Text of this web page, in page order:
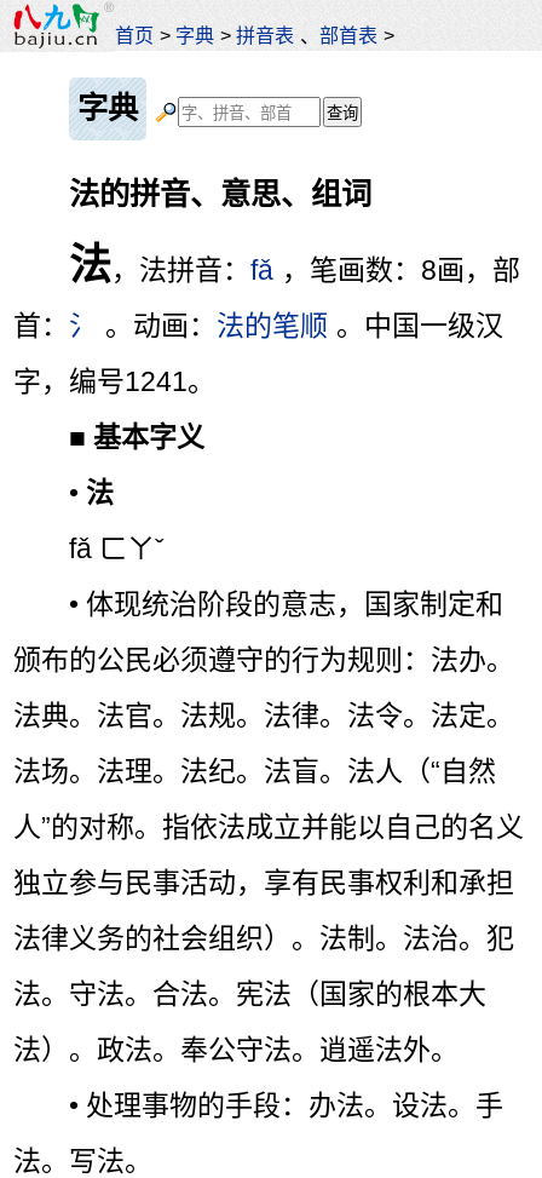
首页 > 字典 >拼音表 、部首表 >
字典
法的拼音、意思、组词
法，法拼音：fǎ ，笔画数：8画，部
首： 氵 。动画： 法的笔顺 。中国一级汉
字，编号1241。
■基本字义
• 法
fǎ ㄈㄚˇ
• 体现统治阶段的意志，国家制定和
颁布的公民必须遵守的行为规则：法办。
法典。法官。法规。法律。法令。法定。
法场。法理。法纪。法盲。法人（“自然
人”的对称。指依法成立并能以自己的名义
独立参与民事活动，享有民事权利和承担
法律义务的社会组织）。法制。法治。犯
法。守法。合法。宪法（国家的根本大
法）。政法。奉公守法。逍遥法外。
• 处理事物的手段：办法。设法。手
法。写法。